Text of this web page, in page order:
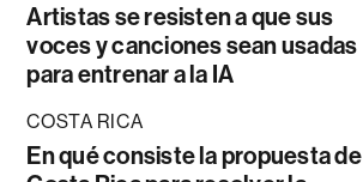
Artistas se resisten a que sus
voces y canciones sean usadas
para entrenar a la IA
COSTA RICA
En qué consiste la propuesta de